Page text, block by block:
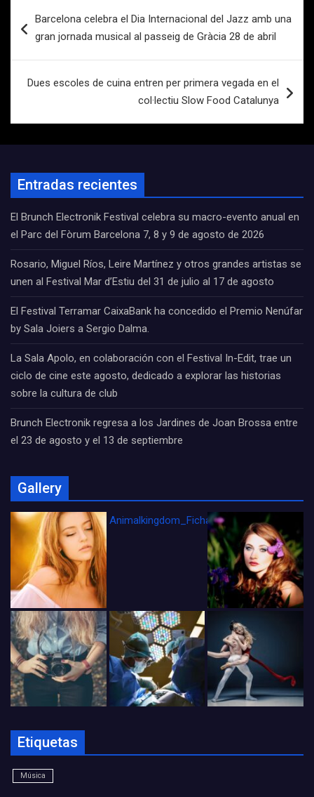
de
Barcelona celebra el Dia Internacional del Jazz amb una
gran jornada musical al passeig de Gràcia 28 de abril
Dues escoles de cuina entren per primera vegada en el
col·lectiu Slow Food Catalunya
Entradas recientes
El Brunch Electronik Festival celebra su macro-evento anual en
el Parc del Fòrum Barcelona 7, 8 y 9 de agosto de 2026
Rosario, Miguel Ríos, Leire Martínez y otros grandes artistas se
unen al Festival Mar d’Estiu del 31 de julio al 17 de agosto
El Festival Terramar CaixaBank ha concedido el Premio Nenúfar
by Sala Joiers a Sergio Dalma.
La Sala Apolo, en colaboración con el Festival In-Edit, trae un
ciclo de cine este agosto, dedicado a explorar las historias
sobre la cultura de club
Brunch Electronik regresa a los Jardines de Joan Brossa entre
el 23 de agosto y el 13 de septiembre
Gallery
Animalkingdom_FichaCine
Etiquetas
Música